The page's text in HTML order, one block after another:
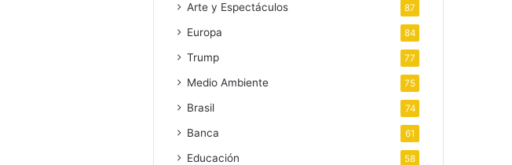
Arte y Espectáculos 87
Europa 84
Trump 77
Medio Ambiente 75
Brasil 74
Banca 61
Educación 58